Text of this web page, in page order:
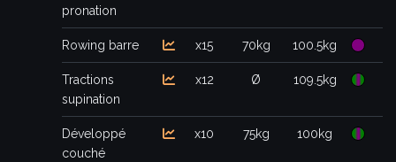
pronation
Rowing barre x15 70kg 100.5kg
Tractions
supination
x12 Ø 109.5kg
Développé
couché
x10 75kg 100kg